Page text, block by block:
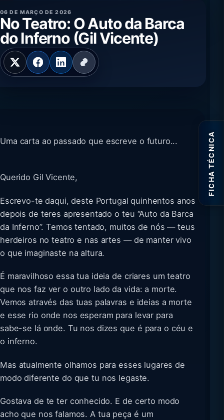
06 DE MARÇO DE 2026
No Teatro: O Auto da Barca
do Inferno (Gil Vicente)
Uma carta ao passado que escreve o futuro...
Querido Gil Vicente,
Escrevo-te daqui, deste Portugal quinhentos anos
depois de teres apresentado o teu “Auto da Barca
da Inferno”. Temos tentado, muitos de nós — teus
herdeiros no teatro e nas artes — de manter vivo
o que imaginaste na altura.
É maravilhoso essa tua ideia de criares um teatro
que nos faz ver o outro lado da vida: a morte.
Vemos através das tuas palavras e ideias a morte
e esse rio onde nos esperam para levar para
sabe-se lá onde. Tu nos dizes que é para o céu e
o inferno.
Mas atualmente olhamos para esses lugares de
modo diferente do que tu nos legaste.
Gostava de te ter conhecido. E de certo modo
acho que nos falamos. A tua peça é um
FICHA TÉCNICA